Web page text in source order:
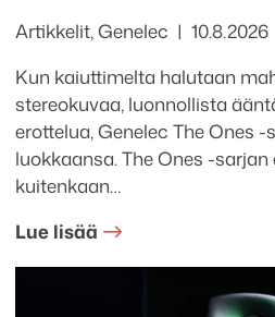
Kategoriat
Artikkelit,Genelec Julkaistu
10.8.2026
Kun kaiuttimelta halutaan
stereokuvaa, luonnollista
erottelua, Genelec The Ones
luokkaansa. The Ones -sarjan
kuitenkaan…
Lue lisää